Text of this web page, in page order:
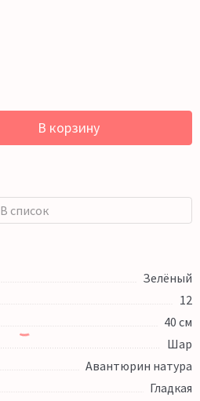
В корзину
В список
Зелёный
12
40 см
Шар
Авантюрин натура
Гладкая